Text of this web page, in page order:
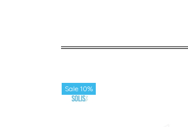
Sale 10%